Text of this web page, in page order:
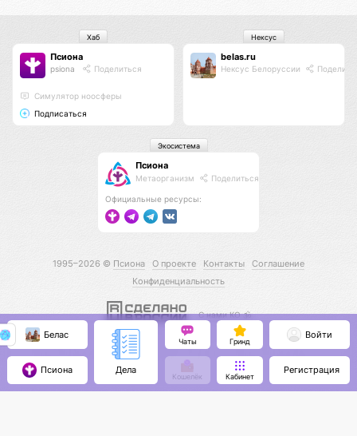
Псиона
psiona Поделиться
Cимулятор ноосферы
Подписаться
Хаб
belas.ru
Нексус Белоруссии
Нексус
Псиона
Метаорганизм Поделиться
Официальные ресурсы:
Экосистема
1995–2026 © Псиона О проекте Контакты
Соглашение
Конфиденциальность
С нами КО 🕉️
Белас
Псиона Дела
Чаты Гринд
Кошелёк Кабинет
Войти
Регистрация